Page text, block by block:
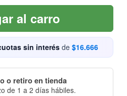
al carro
sin interésde $16.666
o retiro en tienda
de 1 a 2 días hábiles.